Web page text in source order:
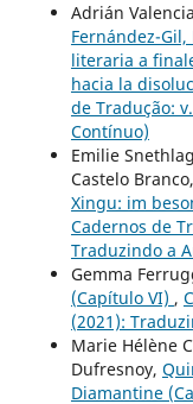
Adrián
Fernández-Gil,
literaria a
hacia la
de Tradução:
Contínuo)
Emilie
Castelo Branco,
Xingu: im
Cadernos de
Traduzindo a
Gemma
(Capítulo VI) ,
(2021):
Marie Hélène
Dufresnoy,
Diamantine